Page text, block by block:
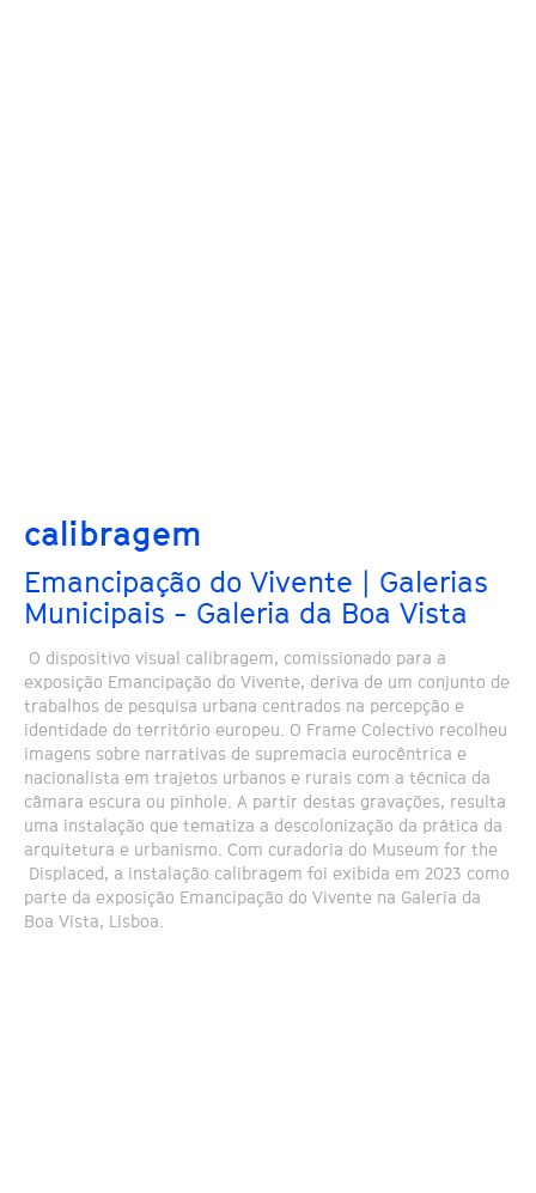
calibragem
Emancipação do Vivente | Galerias
Municipais - Galeria da Boa Vista
O dispositivo visual calibragem, comissionado para a
exposição Emancipação do Vivente, deriva de um conjunto de
trabalhos de pesquisa urbana centrados na percepção e
identidade do território europeu. O Frame Colectivo recolheu
imagens sobre narrativas de supremacia eurocêntrica e
nacionalista em trajetos urbanos e rurais com a técnica da
câmara escura ou pinhole. A partir destas gravações, resulta
uma instalação que tematiza a descolonização da prática da
arquitetura e urbanismo. Com curadoria do Museum for the
Displaced, a instalação calibragem foi exibida em 2023 como
parte da exposição Emancipação do Vivente na Galeria da
Boa Vista, Lisboa.